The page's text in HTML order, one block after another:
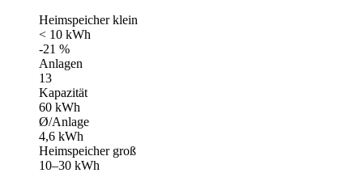
Heimspeicher klein
< 10 kWh
-21 %
Anlagen
13
Kapazität
60 kWh
Ø/Anlage
4,6 kWh
Heimspeicher groß
10–30 kWh